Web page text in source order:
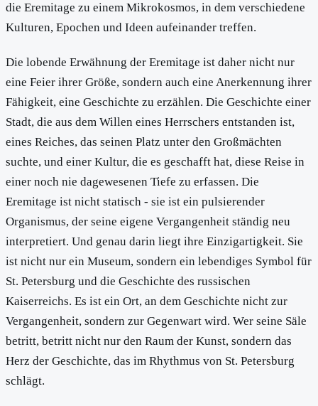
die Eremitage zu einem Mikrokosmos, in dem verschiedene
Kulturen, Epochen und Ideen aufeinander treffen.
Die lobende Erwähnung der Eremitage ist daher nicht nur
eine Feier ihrer Größe, sondern auch eine Anerkennung ihrer
Fähigkeit, eine Geschichte zu erzählen. Die Geschichte einer
Stadt, die aus dem Willen eines Herrschers entstanden ist,
eines Reiches, das seinen Platz unter den Großmächten
suchte, und einer Kultur, die es geschafft hat, diese Reise in
einer noch nie dagewesenen Tiefe zu erfassen. Die
Eremitage ist nicht statisch - sie ist ein pulsierender
Organismus, der seine eigene Vergangenheit ständig neu
interpretiert. Und genau darin liegt ihre Einzigartigkeit. Sie
ist nicht nur ein Museum, sondern ein lebendiges Symbol für
St. Petersburg und die Geschichte des russischen
Kaiserreichs. Es ist ein Ort, an dem Geschichte nicht zur
Vergangenheit, sondern zur Gegenwart wird. Wer seine Säle
betritt, betritt nicht nur den Raum der Kunst, sondern das
Herz der Geschichte, das im Rhythmus von St. Petersburg
schlägt.